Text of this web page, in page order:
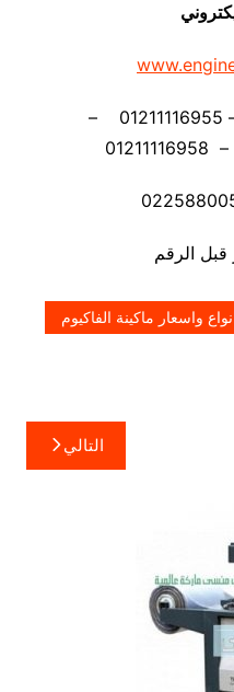
موبايل: 01211116954 – 01211116955 –
واسعار ماكينة الفاكيوم
التالي